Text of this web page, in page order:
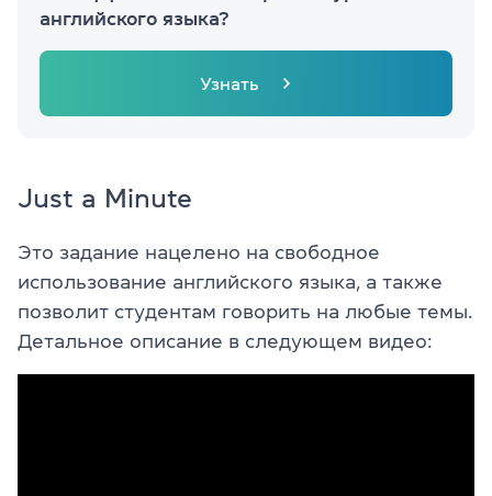
английского языка?
Узнать
Just a Minute
Это задание нацелено на свободное
использование английского языка, а также
позволит студентам говорить на любые темы.
Детальное описание в следующем видео: